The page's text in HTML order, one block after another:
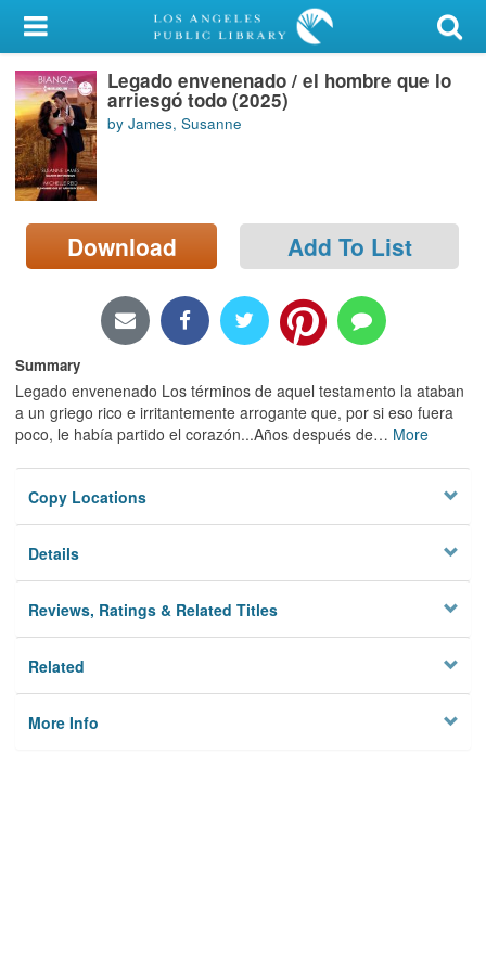
My Account
Library Card
Sign In
Search
Locations/Hours (external
page)
Legado envenenado / el hombre que lo
arriesgó todo (2025)
by James, Susanne
Download Add To List
Summary
Legado envenenado Los términos de aquel testamento la ataban
a un griego rico e irritantemente arrogante que, por si eso fuera
poco, le había partido el corazón...Años después de… More
Copy Locations
Details
Reviews, Ratings & Related Titles
Related
More Info